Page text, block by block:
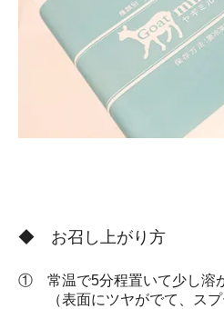
◆ お召し上がり方
① 常温で5分程置いて少し溶
（表面にツヤがでて、スプ